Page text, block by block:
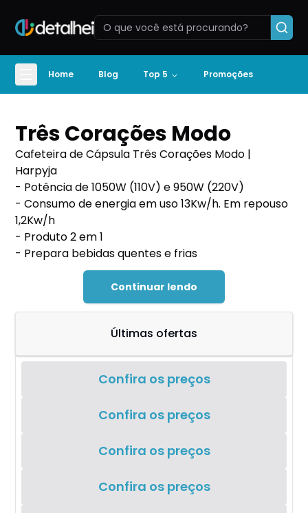
Home Blog Top 5 Promoções
Três Corações Modo
Cafeteira de Cápsula Três Corações Modo |
Harpyja
- Potência de 1050W (110V) e 950W (220V)
- Consumo de energia em uso 13Kw/h. Em repouso
1,2Kw/h
- Produto 2 em 1
- Prepara bebidas quentes e frias
Continuar lendo
Últimas ofertas
Confira os preços
Confira os preços
Confira os preços
Confira os preços